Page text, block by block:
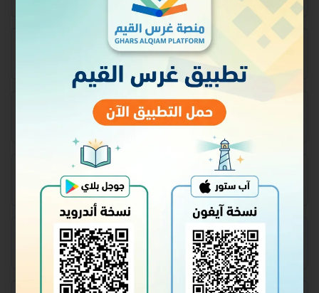
الدرس٤: الآيات (٧ – ٨)
الدرس٦: الآيات (٩ – ١٠)
الدرس٧: الآية (١١)